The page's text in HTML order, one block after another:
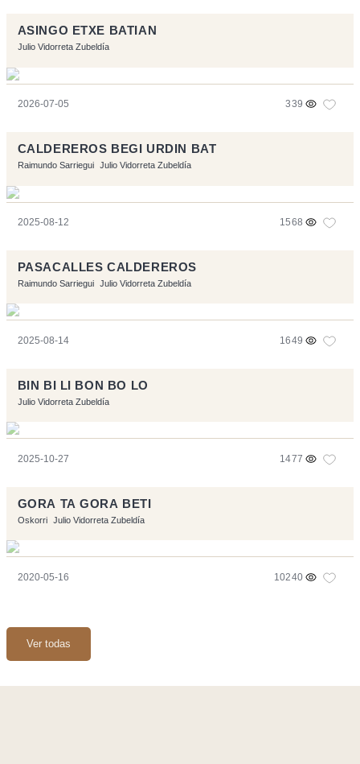
ASINGO ETXE BATIAN
Julio Vidorreta Zubeldía
2026-07-05 339
CALDEREROS BEGI URDIN BAT
Raimundo Sarriegui Julio Vidorreta Zubeldía
2025-08-12 1568
PASACALLES CALDEREROS
Raimundo Sarriegui Julio Vidorreta Zubeldía
2025-08-14 1649
BIN BI LI BON BO LO
Julio Vidorreta Zubeldía
2025-10-27 1477
GORA TA GORA BETI
Oskorri Julio Vidorreta Zubeldía
2020-05-16 10240
Ver todas